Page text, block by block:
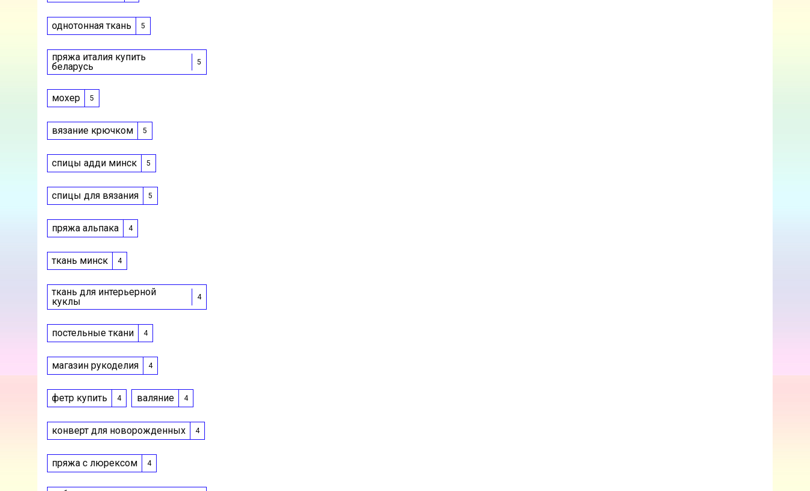
однотонная ткань 5
пряжа италия купить
беларусь
5
мохер 5
вязание крючком 5
спицы адди минск 5
спицы для вязания 5
пряжа альпака 4
ткань минск 4
ткань для интерьерной
куклы
4
постельные ткани 4
магазин рукоделия 4
фетр купить 4 валяние 4
конверт для новорожденных 4
пряжа с люрексом 4